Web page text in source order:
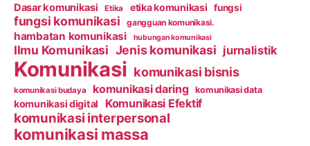
Dasar komunikasi Etika etika komunikasi fungsi
fungsi komunikasi gangguan komunikasi.
hambatan komunikasi hubungan komunikasi
Ilmu Komunikasi Jenis komunikasi jurnalistik
Komunikasi komunikasi bisnis
komunikasi budaya komunikasi daring komunikasi data
komunikasi digital Komunikasi Efektif
komunikasi interpersonal
komunikasi massa